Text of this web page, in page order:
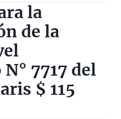
la
de la
7717 del
$ 115